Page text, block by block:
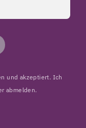
und akzeptiert. Ich
abmelden.